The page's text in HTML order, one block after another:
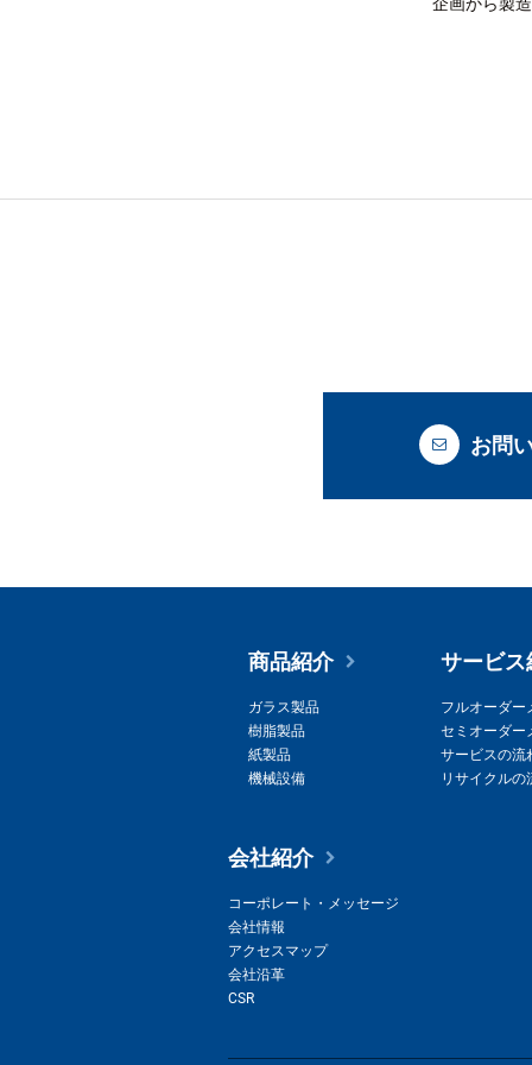
お問
商品紹介
ガラス製品
樹脂製品
紙製品
機械設備
サービス
フルオーダー
セミオーダー
サービスの流
リサイクルの
会社紹介
コーポレート・メッセージ
会社情報
アクセスマップ
会社沿革
CSR